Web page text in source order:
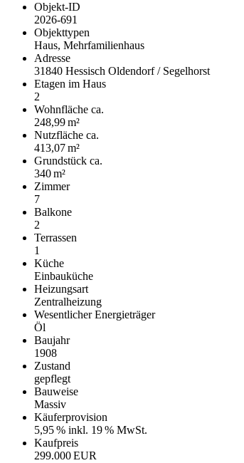
Objekt-ID
2026-691
Objekttypen
Haus, Mehrfamilienhaus
Adresse
31840 Hessisch Oldendorf / Segelhorst
Etagen im Haus
2
Wohnfläche ca.
248,99 m²
Nutzfläche ca.
413,07 m²
Grund­stück ca.
340 m²
Zimmer
7
Balkone
2
Terrassen
1
Küche
Einbauküche
Heizungsart
Zentralheizung
Wesentlicher Energieträger
Öl
Baujahr
1908
Zustand
gepflegt
Bauweise
Massiv
Käufer­provision
5,95 % inkl. 19 % MwSt.
Kaufpreis
299.000 EUR